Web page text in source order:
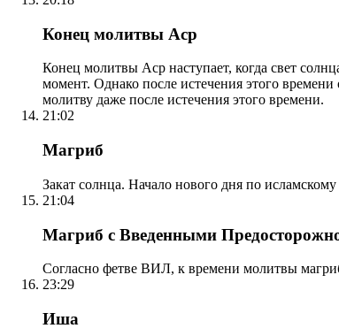
Конец молитвы Аср
Конец молитвы Аср наступает, когда свет
момент. Однако после истечения этого
молитву даже после истечения этого времени.
21:02
Магриб
Закат солнца. Начало нового дня по
21:04
Магриб с Введенными
Согласно фетве ВИЛ, к времени молитвы
23:29
Иша